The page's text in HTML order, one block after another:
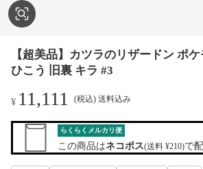
【超美品】カツラのリザードン ポ
ひこう 旧裏 キラ #3
¥ 11,111 (税込) 送料込み
らくらくメルカリ便
この商品はネコポス(送料 ¥210)で